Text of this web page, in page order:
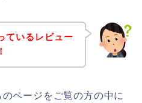
ているレビュー
ページをご覧の方の中に